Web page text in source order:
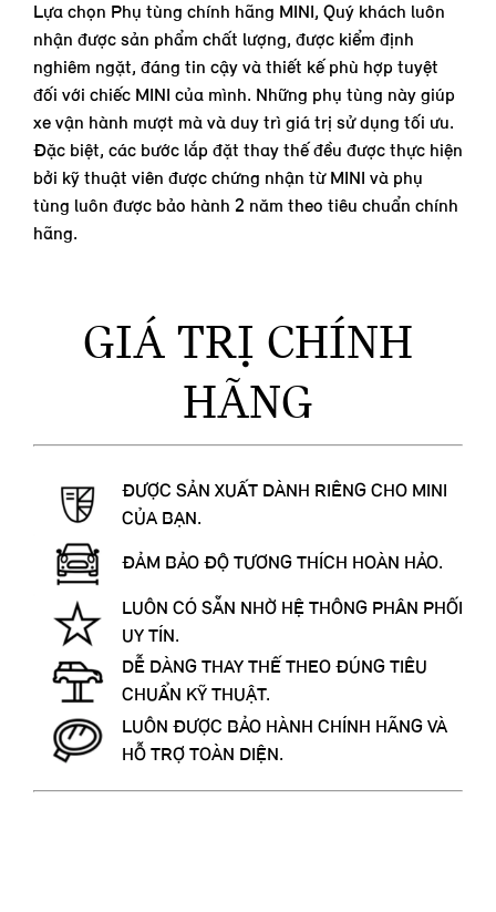
Lựa chọn Phụ tùng chính hãng MINI, Quý khách luôn
nhận được sản phẩm chất lượng, được kiểm định
nghiêm ngặt, đáng tin cậy và thiết kế phù hợp tuyệt
đối với chiếc MINI của mình. Những phụ tùng này giúp
xe vận hành mượt mà và duy trì giá trị sử dụng tối ưu.
Đặc biệt, các bước lắp đặt thay thế đều được thực hiện
bởi kỹ thuật viên được chứng nhận từ MINI và phụ
tùng luôn được bảo hành 2 năm theo tiêu chuẩn chính
hãng.
GIÁ TRỊ CHÍNH
HÃNG
ĐƯỢC SẢN XUẤT DÀNH RIÊNG CHO MINI
CỦA BẠN.
ĐẢM BẢO ĐỘ TƯƠNG THÍCH HOÀN HẢO.
LUÔN CÓ SẴN NHỜ HỆ THÔNG PHÂN PHỐI
UY TÍN.
DỄ DÀNG THAY THẾ THEO ĐÚNG TIÊU
CHUẨN KỸ THUẬT.
LUÔN ĐƯỢC BẢO HÀNH CHÍNH HÃNG VÀ
HỖ TRỢ TOÀN DIỆN.